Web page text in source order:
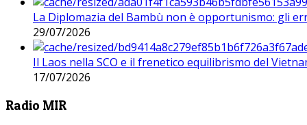
La Diplomazia del Bambù non è opportunismo: gli
29/07/2026
Il Laos nella SCO e il frenetico equilibrismo del
17/07/2026
Radio MIR